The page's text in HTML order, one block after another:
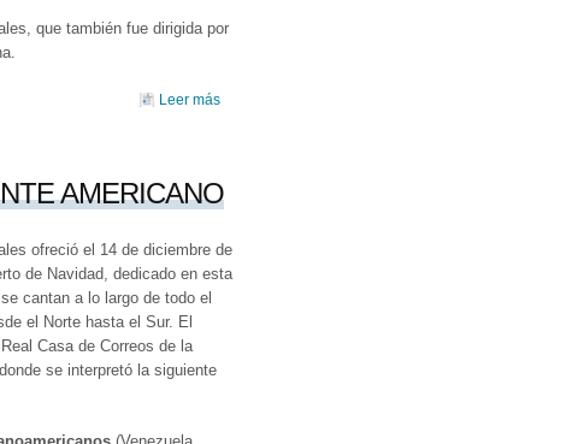
que también fue dirigida por
Leer más
AMERICANO
ofreció el 14 de diciembre de
de Navidad, dedicado en esta
cantan a lo largo de todo el
el Norte hasta el Sur. El
Casa de Correos de la
se interpretó la siguiente